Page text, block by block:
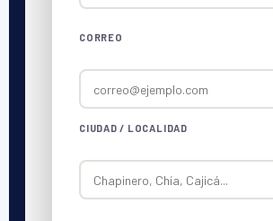
CORREO
CIUDAD / LOCALIDAD